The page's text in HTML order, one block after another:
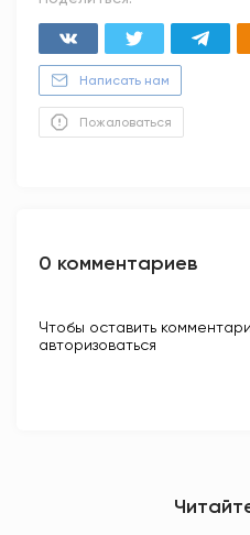
Написать нам
Пожаловаться
0 комментариев
Чтобы оставить
авторизоваться